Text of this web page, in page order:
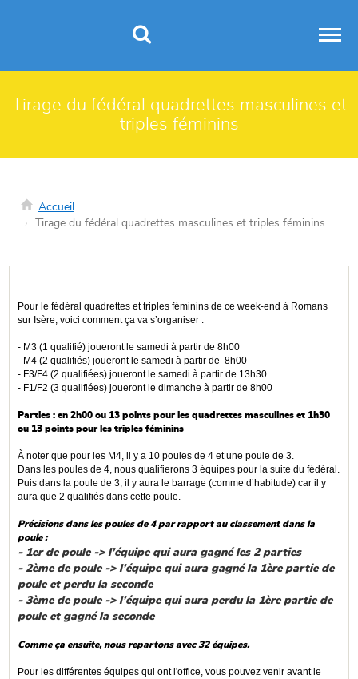
Tirage du fédéral quadrettes masculines et
triples féminins
Accueil
Tirage du fédéral quadrettes masculines et triples féminins
Pour le fédéral quadrettes et triples féminins de ce week-end à Romans
sur Isère, voici comment ça va s’organiser :
- M3 (1 qualifié) joueront le samedi à partir de 8h00
- M4 (2 qualifiés) joueront le samedi à partir de 8h00
- F3/F4 (2 qualifiées) joueront le samedi à partir de 13h30
- F1/F2 (3 qualifiées) joueront le dimanche à partir de 8h00
Parties : en 2h00 ou 13 points pour les quadrettes masculines et 1h30
ou 13 points pour les triples féminins
À noter que pour les M4, il y a 10 poules de 4 et une poule de 3.
Dans les poules de 4, nous qualifierons 3 équipes pour la suite du fédéral.
Puis dans la poule de 3, il y aura le barrage (comme d’habitude) car il y
aura que 2 qualifiés dans cette poule.
Précisions dans les poules de 4 par rapport au classement dans la
poule :
- 1er de poule -> l’équipe qui aura gagné les 2 parties
- 2ème de poule -> l’équipe qui aura gagné la 1ère partie de
poule et perdu la seconde
- 3ème de poule -> l’équipe qui aura perdu la 1ère partie de
poule et gagné la seconde
Comme ça ensuite, nous repartons avec 32 équipes.
Pour les différentes équipes qui ont l'office, vous pouvez venir avant le